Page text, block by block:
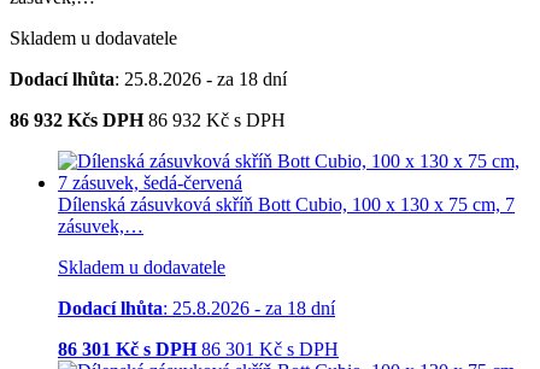
Skladem u dodavatele
Dodací lhůta: 25.8.2026 - za 18 dní
86 932 Kčs DPH 86 932 Kč s DPH
Dílenská zásuvková skříň Bott Cubio, 100 x 130 x 75 cm, 7
zásuvek,…
Skladem u dodavatele
Dodací lhůta: 25.8.2026 - za 18 dní
86 301 Kč s DPH 86 301 Kč s DPH